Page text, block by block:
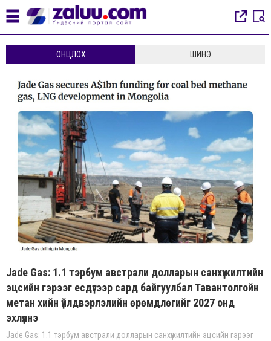
ОНЦЛОХ ШИНЭ
Jade Gas: 1.1 тэрбум австрали долларын санхүүжилтийн
эцсийн гэрээг есдүгээр сард байгуулбал Тавантолгойн
метан хийн үйлдвэрлэлийн өрөмдлөгийг 2027 онд
эхлүүлнэ
Jade Gas: 1.1 тэрбум австрали долларын санхүүжилтийн эцсийн гэрээг